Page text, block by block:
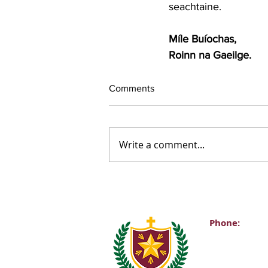
seachtaine.
Míle Buíochas,
Roinn na Gaeilge.
Comments
Write a comment...
Phone: